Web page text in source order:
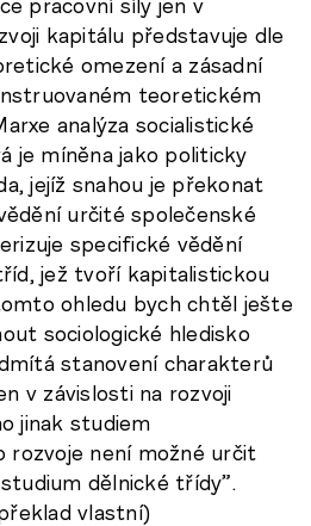
pracovní síly jen v
kapitálu představuje dle
omezení a zásadní
teoretickém
analýza socialistické
je míněna jako politicky
jejíž snahou je překonat
určité společenské
specifické vědění
jež tvoří kapitalistickou
ohledu bych chtěl ješte
sociologické hledisko
stanovení charakterů
v závislosti na rozvoji
jinak studiem
rozvoje není možné určit
dělnické třídy”.
vlastní)